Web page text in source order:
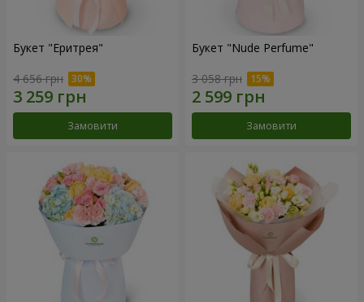
Букет "Еритрея"
4 656 грн
Замовити
Букет "Nude Perfume"
3 058 грн
Замовити